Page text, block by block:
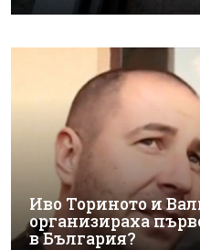
Иво Ториното и
организираха
в България?